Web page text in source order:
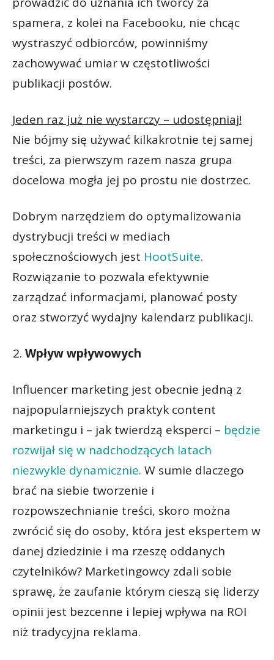
spamera, z kolei na Facebooku, nie chcąc
wystraszyć odbiorców, powinniśmy
zachowywać umiar w częstotliwości
publikacji postów.
Jeden raz już nie wystarczy – udostępniaj!
Nie bójmy się używać kilkakrotnie tej samej
treści, za pierwszym razem nasza grupa
docelowa mogła jej po prostu nie dostrzec.
Dobrym narzędziem do optymalizowania
dystrybucji treści w mediach
społecznościowych jest HootSuite.
Rozwiązanie to pozwala efektywnie
zarządzać informacjami, planować posty
oraz stworzyć wydajny kalendarz publikacji.
Wpływ wpływowych
Influencer marketing jest obecnie jedną z
najpopularniejszych praktyk content
marketingu i – jak twierdzą eksperci – będzie
rozwijał się w nadchodzących latach
niezwykle dynamicznie. W sumie dlaczego
brać na siebie tworzenie i
rozpowszechnianie treści, skoro można
zwrócić się do osoby, która jest ekspertem w
danej dziedzinie i ma rzeszę oddanych
czytelników? Marketingowcy zdali sobie
sprawę, że zaufanie którym cieszą się liderzy
opinii jest bezcenne i lepiej wpływa na ROI
niż tradycyjna reklama.